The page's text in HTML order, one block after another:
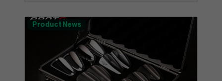
Product News